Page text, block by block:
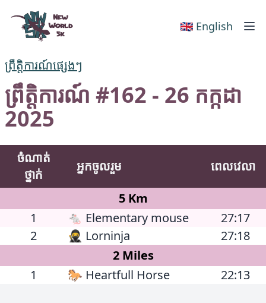
New World 5k
🇬🇧 English
ព្រឹត្តិការណ៍ផ្សេងៗ
ព្រឹត្តិការណ៍ #162 - 26 កក្កដា
2025
ចំណាត់
ថ្នាក់
អ្នកចូលរួម
ពេលវេលា
5 Km
1
🐁 Elementary mouse
27:17
2
🥷 Lorninja
27:18
2 Miles
1
🐎 Heartfull Horse 22:13